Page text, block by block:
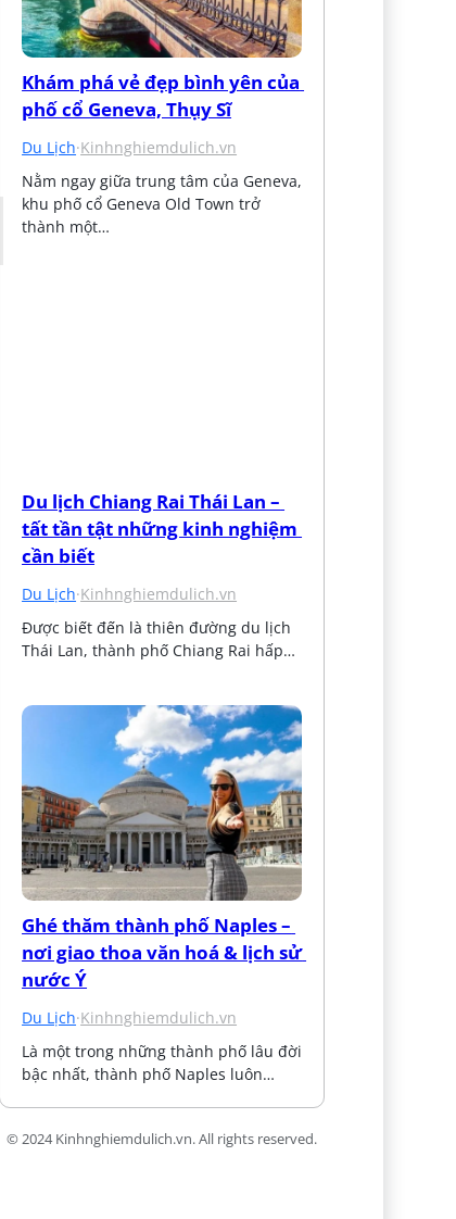
Khám phá vẻ đẹp bình yên của
phố cổ Geneva, Thụy Sĩ
Du Lịch·Kinhnghiemdulich.vn
Nằm ngay giữa trung tâm của Geneva,
khu phố cổ Geneva Old Town trở
thành một…
Du lịch Chiang Rai Thái Lan –
tất tần tật những kinh nghiệm
cần biết
Du Lịch·Kinhnghiemdulich.vn
Được biết đến là thiên đường du lịch
Thái Lan, thành phố Chiang Rai hấp…
Ghé thăm thành phố Naples –
nơi giao thoa văn hoá & lịch sử
nước Ý
Du Lịch·Kinhnghiemdulich.vn
Là một trong những thành phố lâu đời
bậc nhất, thành phố Naples luôn…
© 2024 Kinhnghiemdulich.vn. All rights reserved.